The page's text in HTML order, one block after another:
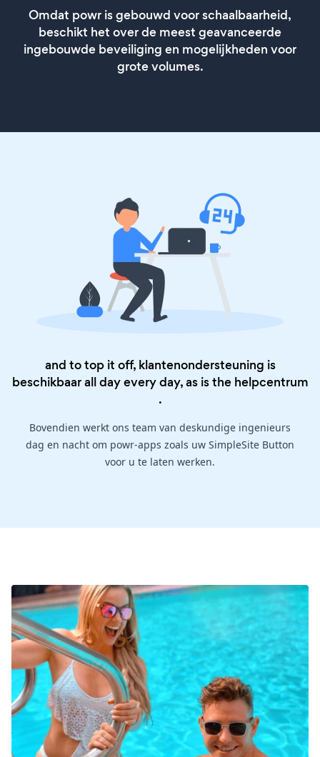
Omdat powr is gebouwd voor schaalbaarheid,
beschikt het over de meest geavanceerde
ingebouwde beveiliging en mogelijkheden voor
grote volumes.
and to top it off, klantenondersteuning is
beschikbaar all day every day, as is the helpcentrum
.
Bovendien werkt ons team van deskundige ingenieurs
dag en nacht om powr-apps zoals uw SimpleSite Button
voor u te laten werken.